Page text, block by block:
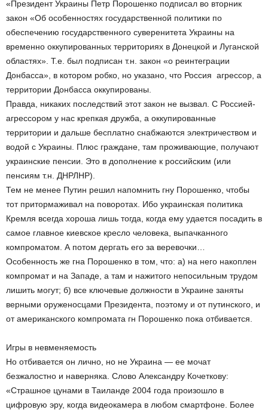
«Президент Украины Петр Порошенко подписал во вторник
закон «Об особенностях государственной политики по
обеспечению государственного суверенитета Украины на
временно оккупированных территориях в Донецкой и Луганской
областях». Т.е. был подписан т.н. закон «о реинтеграции
Донбасса», в котором робко, но указано, что Россия ­ агрессор, а
территории Донбасса оккупированы.
Правда, никаких последствий этот закон не вызвал. С Россией­
агрессором у нас крепкая дружба, а оккупированные
территории и дальше бесплатно снабжаются электричеством и
водой с Украины. Плюс граждане, там проживающие, получают
украинские пенсии. Это в дополнение к российским (или
пенсиям т.н. ДНР­ЛНР).
Тем не менее Путин решил напомнить г­ну Порошенко, чтобы
тот притормаживал на поворотах. Ибо украинская политика
Кремля всегда хороша лишь тогда, когда ему удается посадить в
самое главное киевское кресло человека, выпачканного
компроматом. А потом дергать его за веревочки…
Особенность же г­на Порошенко в том, что: а) на него накоплен
компромат и на Западе, а там и нажитого непосильным трудом
лишить могут; б) все ключевые должности в Украине заняты
верными оруженосцами Президента, поэтому и от путинского, и
от американского компромата г­н Порошенко пока отбивается.
Игры в невменяемость
Но отбивается он лично, но не Украина — ее мочат
безжалостно и наверняка. Слово Александру Кочеткову:
«Страшное цунами в Таиланде 2004 года произошло в
цифровую эру, когда видеокамера в любом смартфоне. Более